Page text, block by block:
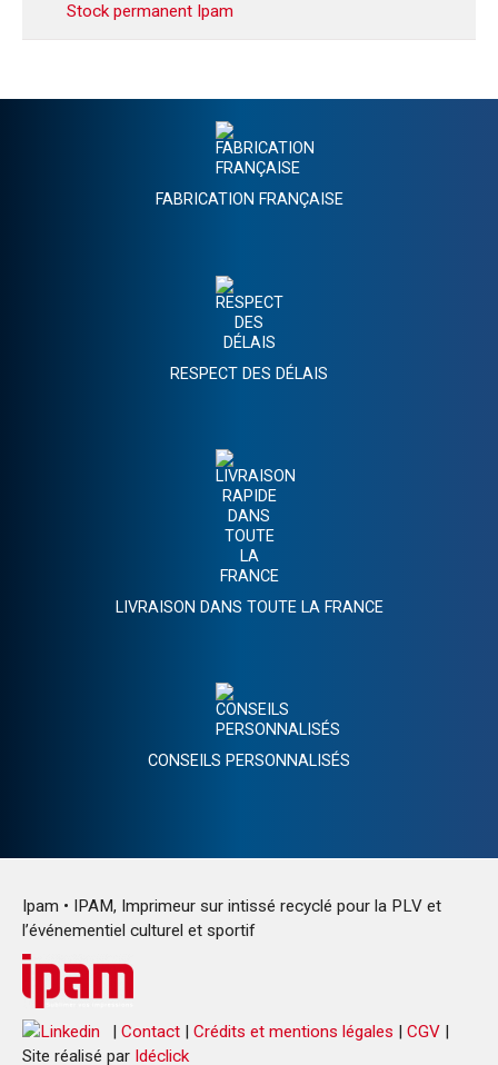
Stock permanent Ipam
FABRICATION FRANÇAISE
RESPECT DES DÉLAIS
LIVRAISON DANS TOUTE LA FRANCE
CONSEILS PERSONNALISÉS
Ipam • IPAM, Imprimeur sur intissé recyclé pour la PLV et
l’événementiel culturel et sportif
| Contact | Crédits et mentions légales | CGV |
Site réalisé par Idéclick